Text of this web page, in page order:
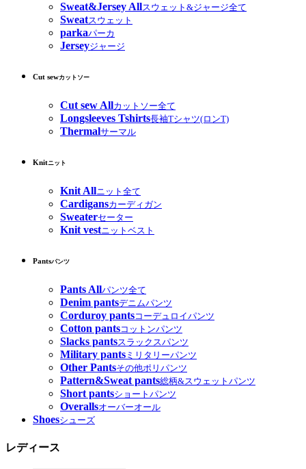
Sweat&Jersey Allスウェット&ジャージ全て
Sweatスウェット
parkaパーカ
Jerseyジャージ
Cut sewカットソー
Cut sew Allカットソー全て
Longsleeves Tshirts長袖Tシャツ(ロンT)
Thermalサーマル
Knitニット
Knit Allニット全て
Cardigansカーディガン
Sweaterセーター
Knit vestニットベスト
Pantsパンツ
Pants Allパンツ全て
Denim pantsデニムパンツ
Corduroy pantsコーデュロイパンツ
Cotton pantsコットンパンツ
Slacks pantsスラックスパンツ
Military pants ミリタリーパンツ
Other Pantsその他ポリパンツ
Pattern&Sweat pants総柄&スウェットパンツ
Short pantsショートパンツ
Overallsオーバーオール
Shoesシューズ
レディース